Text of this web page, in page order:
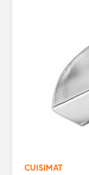
CUISIMAT